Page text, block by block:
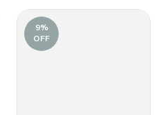
9%
OFF